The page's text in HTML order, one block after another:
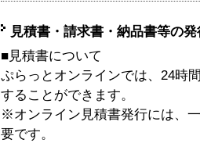
見積書・請求書・納品書等の
■見積書について
ぷらっとオンラインでは、24時
することができます。
※オンライン見積書発行には、
要です。